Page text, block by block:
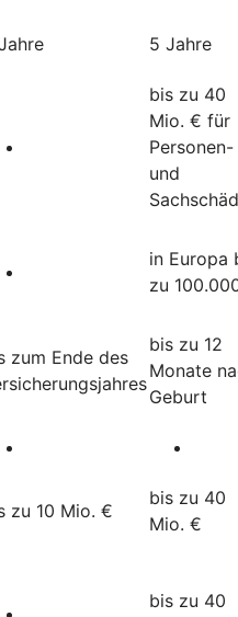
5 Jahre
bis zu 40
Mio. € für
Personen-
und
in Europa
zu
zum Ende des
bis zu 12
Monate
Geburt
zu 10 Mio. €
bis zu 40
Mio. €
bis zu 40